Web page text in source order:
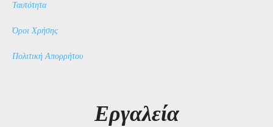
Ταυτότητα
Όροι Χρήσης
Πολιτική Απορρήτου
Εργαλεία